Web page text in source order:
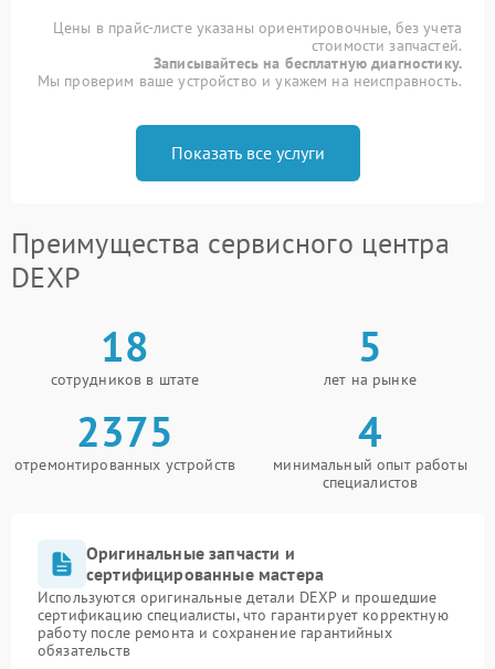
Цены в прайс-листе указаны ориентировочные, без учета
стоимости запчастей.
Записывайтесь на бесплатную диагностику.
Мы проверим ваше устройство и укажем на неисправность.
Показать все услуги
Преимущества сервисного центра
DEXP
18
сотрудников в штате
5
лет на рынке
2375
отремонтированных устройств
4
минимальный опыт работы
специалистов
Оригинальные запчасти и
сертифицированные мастера
Используются оригинальные детали DEXP и прошедшие
сертификацию специалисты, что гарантирует корректную
работу после ремонта и сохранение гарантийных
обязательств